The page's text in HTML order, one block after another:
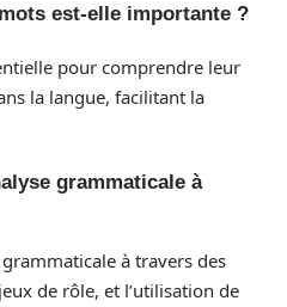
est-elle importante ?
pour comprendre leur
la langue, facilitant la
grammaticale à
à travers des
de rôle, et l’utilisation de